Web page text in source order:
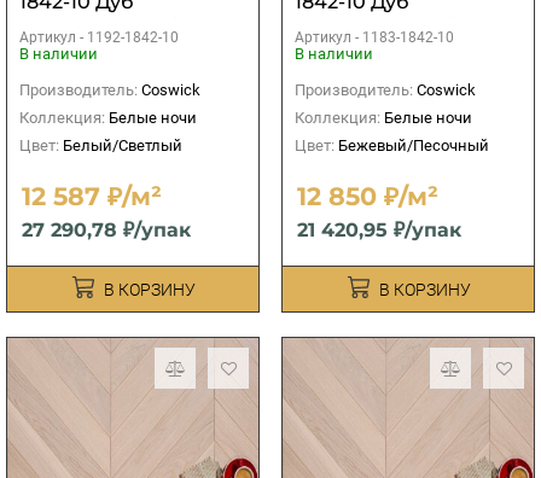
Акварельный белый
S&B
Артикул - 1192-1842-10
В наличии
Производитель: Coswick
Коллекция: Белые ночи
Цвет: Белый/Светлый
12 587 ₽/м²
27 290,78 ₽/упак
В КОРЗИНУ
Акварельный белый
S&B
Артикул - 1183-1842-10
В наличии
Производитель: Coswick
Коллекция: Белые ночи
Цвет: Бежевый/Песочный
12 850 ₽/м²
21 420,95 ₽/упак
В КОРЗИНУ